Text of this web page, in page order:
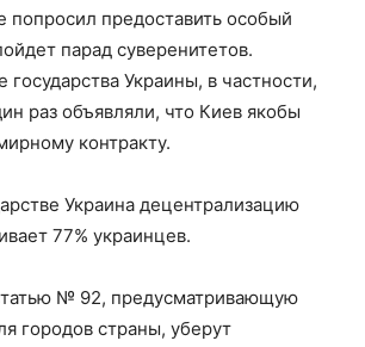
попросил предоставить особый
парад суверенитетов.
Украины, в частности,
раз объявляли, что Киев якобы
контракту.
Украина децентрализацию
77% украинцев.
№ 92, предусматривающую
городов страны, уберут